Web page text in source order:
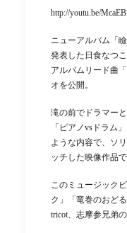
http://youtu.be/
ニューアルバム「
発表した日食なつこ
アルバムリード曲
オを公開。
滝の前でドラマー
「ピアノvsドラム
ような内容で、ソ
ッチした映像作品で
このミュージック
ク」「竜巻のおど
tricot、志摩参兄弟の